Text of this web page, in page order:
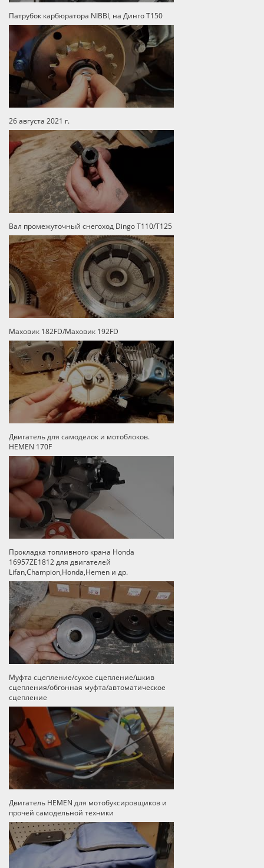
Патрубок карбюратора NIBBI, на Динго Т150
26 августа 2021 г.
Вал промежуточный снегоход Dingo T110/T125
Маховик 182FD/Маховик 192FD
Двигатель для самоделок и мотоблоков.
HEMEN 170F
Прокладка топливного крана Honda
16957ZE1812 для двигателей
Lifan,Champion,Honda,Hemen и др.
Муфта сцепление/сухое сцепление/шкив
сцепления/обгонная муфта/автоматическое
сцепление
Двигатель HEMEN для мотобуксировщиков и
прочей самодельной техники